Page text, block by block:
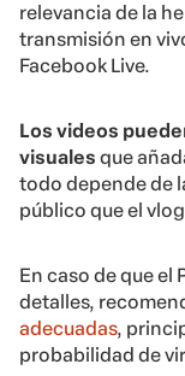
relevancia de la
transmisión en
Facebook Live.
Los videos
visuales que
todo depende de
público que el
En caso de que
detalles,
adecuadas,
probabilidad de